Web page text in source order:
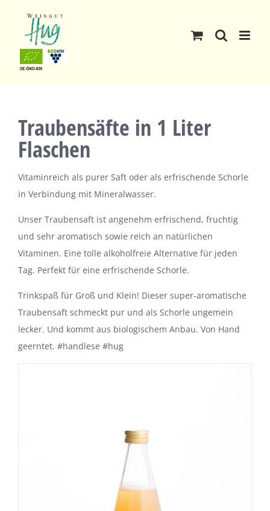
content
Traubensäfte in 1 Liter
Flaschen
Vitaminreich als purer Saft oder als erfrischende Schorle
in Verbindung mit Mineralwasser.
Unser Traubensaft ist angenehm erfrischend, fruchtig
und sehr aromatisch sowie reich an natürlichen
Vitaminen. Eine tolle alkoholfreie Alternative für jeden
Tag. Perfekt für eine erfrischende Schorle.
Trinkspaß für Groß und Klein! Dieser super-aromatische
Traubensaft schmeckt pur und als Schorle ungemein
lecker. Und kommt aus biologischem Anbau. Von Hand
geerntet. #handlese #hug